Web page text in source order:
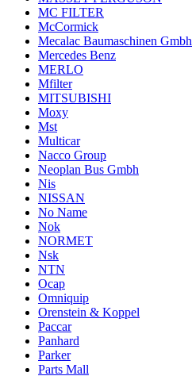
MC FILTER
McCormick
Mecalac Baumaschinen Gmbh
Mercedes Benz
MERLO
Mfilter
MITSUBISHI
Moxy
Mst
Multicar
Nacco Group
Neoplan Bus Gmbh
Nis
NISSAN
No Name
Nok
NORMET
Nsk
NTN
Ocap
Omniquip
Orenstein & Koppel
Paccar
Panhard
Parker
Parts Mall